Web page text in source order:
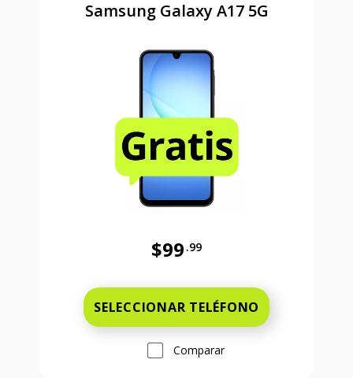
Samsung Galaxy A17 5G
$99 .99
SELECCIONAR TELÉFONO
Comparar